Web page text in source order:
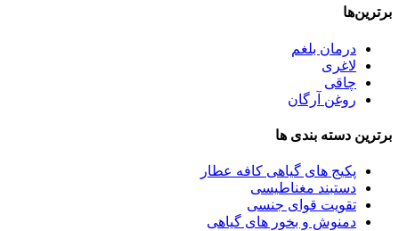
برترین‌ها
درمان بلغم
لاغری
چاقی
روغن آرگان
برترین‌ دسته بندی ها
پکیج های گیاهی کافه عطار
دستبند مغناطیسی
تقویت قوای جنسی
دمنوش و بخور های گیاهی